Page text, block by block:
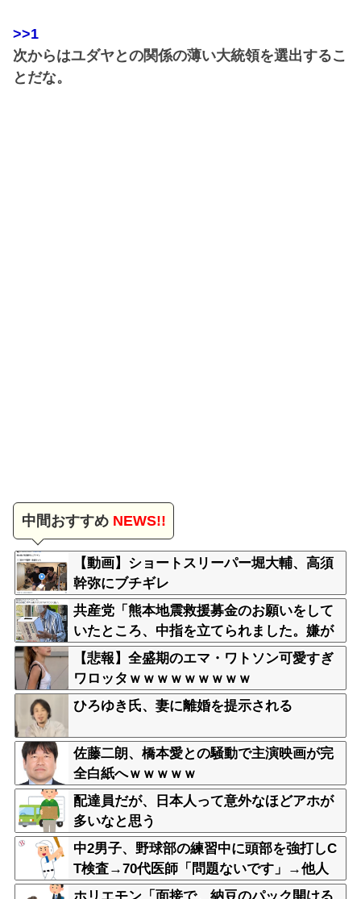
>>1
次からはユダヤとの関係の薄い大統領を選出するこ
とだな。
中間おすすめNEWS!!
【動画】ショートスリーパー堀大輔、高須
幹弥にブチギレ
共産党「熊本地震救援募金のお願いをして
いたところ、中指を立てられました。嫌が
らせ酷い」
【悲報】全盛期のエマ・ワトソン可愛すぎ
ワロッタｗｗｗｗｗｗｗｗｗ
ひろゆき氏、妻に離婚を提示される
佐藤二朗、橋本愛との騒動で主演映画が完
全白紙へｗｗｗｗｗ
配達員だが、日本人って意外なほどアホが
多いなと思う
中2男子、野球部の練習中に頭部を強打しC
T検査→70代医師「問題ないです」→他人
のCT画像で中学生死亡